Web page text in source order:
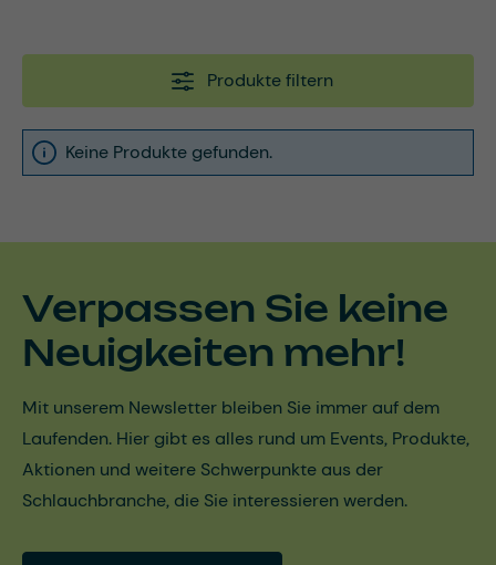
Produkte filtern
Keine Produkte gefunden.
Verpassen Sie keine
Neuigkeiten mehr!
Mit unserem Newsletter bleiben Sie immer auf dem
Laufenden. Hier gibt es alles rund um Events, Produkte,
Aktionen und weitere Schwerpunkte aus der
Schlauchbranche, die Sie interessieren werden.